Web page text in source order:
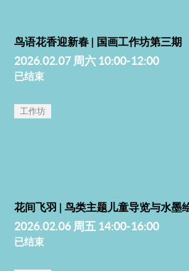
鸟语花香迎新春 | 国画工作坊第三期
2026.02.07 周六 10:00-12:00
已结束
工作坊
花间飞羽 | 鸟类主题儿童导览与水墨
2026.02.06 周五 14:00-16:00
已结束